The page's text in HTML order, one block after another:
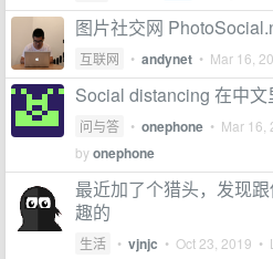
图片社交网
互联网 • andynet • Mar 16,
Social distancing 在中文
问与答 • onephone • Mar 16,
byonephone
最近加了个猎头，发现
趣的
生活 • vjnjc • Oct 23, 2019 •